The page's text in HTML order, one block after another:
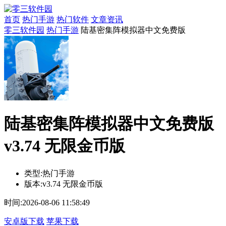
首页 热门手游 热门软件 文章资讯
零三软件园 热门手游 陆基密集阵模拟器中文免费版
陆基密集阵模拟器中文免费版
v3.74 无限金币版
类型:热门手游
版本:v3.74 无限金币版
时间:2026-08-06 11:58:49
安卓版下载 苹果下载